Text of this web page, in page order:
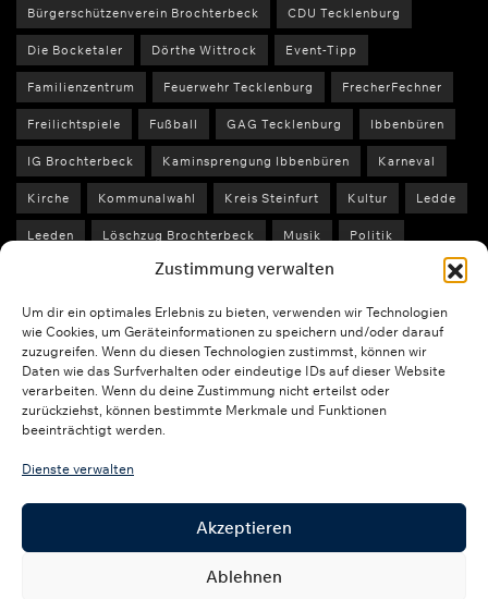
Zustimmung verwalten
Um dir ein optimales Erlebnis zu bieten, verwenden wir Technologien
wie Cookies, um Geräteinformationen zu speichern und/oder darauf
zuzugreifen. Wenn du diesen Technologien zustimmst, können wir
Daten wie das Surfverhalten oder eindeutige IDs auf dieser Website
verarbeiten. Wenn du deine Zustimmung nicht erteilst oder
zurückziehst, können bestimmte Merkmale und Funktionen
beeinträchtigt werden.
Dienste verwalten
Akzeptieren
Ablehnen
Bürgerschützenverein Brochterbeck CDU Tecklenburg
Die Bocketaler Dörthe Wittrock Event-Tipp
Familienzentrum Feuerwehr Tecklenburg FrecherFechner
Freilichtspiele Fußball GAG Tecklenburg Ibbenbüren
IG Brochterbeck Kaminsprengung Ibbenbüren Karneval
Kirche Kommunalwahl Kreis Steinfurt Kultur Ledde
Leeden Löschzug Brochterbeck Musik Politik
Schule Schützenfest
St. Peter und Paul Stadtfest Tecklenburg
Stadt Tecklenburg Stefan Streit SVLN Tecklenburg
Unfall Unwetter Veranstaltungen Wahl 2025
Weihnachten 2025 Wetter
WETTER
Impressum